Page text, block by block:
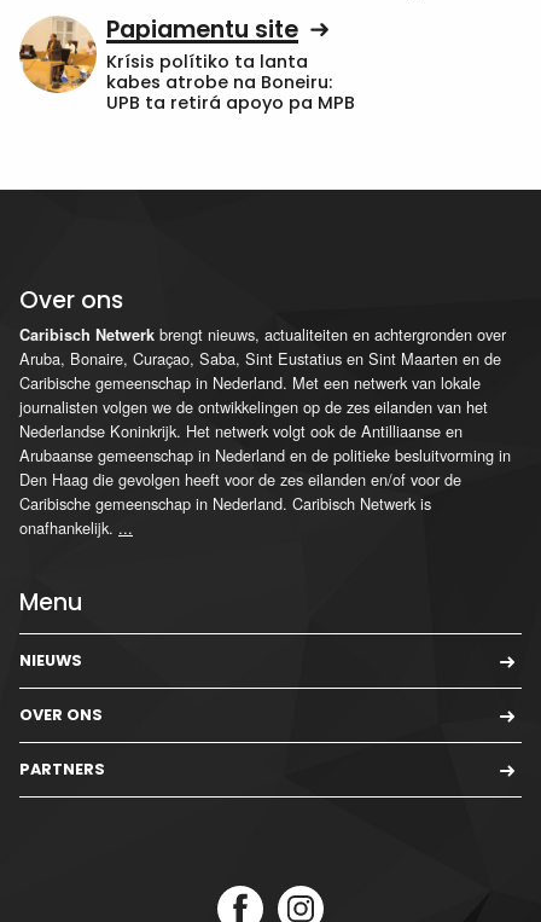
Papiamentu site
Krísis polítiko ta lanta
kabes atrobe na Boneiru:
UPB ta retirá apoyo pa MPB
Over ons
Caribisch Netwerk brengt nieuws, actualiteiten en achtergronden over
Aruba, Bonaire, Curaçao, Saba, Sint Eustatius en Sint Maarten en de
Caribische gemeenschap in Nederland. Met een netwerk van lokale
journalisten volgen we de ontwikkelingen op de zes eilanden van het
Nederlandse Koninkrijk. Het netwerk volgt ook de Antilliaanse en
Arubaanse gemeenschap in Nederland en de politieke besluitvorming in
Den Haag die gevolgen heeft voor de zes eilanden en/of voor de
Caribische gemeenschap in Nederland. Caribisch Netwerk is
onafhankelijk. ...
Menu
NIEUWS
OVER ONS
PARTNERS